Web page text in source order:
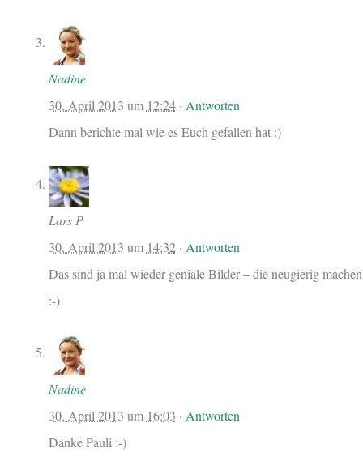
Nadine
30. April 2013 um 12:24· Antworten
Dann berichte mal wie es Euch gefallen hat :)
Lars P
30. April 2013 um 14:32· Antworten
Das sind ja mal wieder geniale Bilder – die neugierig machen
:-)
Nadine
30. April 2013 um 16:03 · Antworten
Danke Pauli :-)